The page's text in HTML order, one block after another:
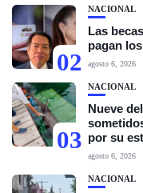
02
NACIONAL
Las
pagan
agosto 6, 2026
03
NACIONAL
Nueve
por su
agosto 6, 2026
NACIONAL